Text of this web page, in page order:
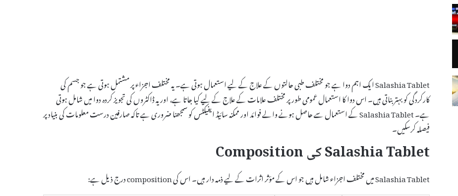
Salashia Tablet ایک اہم دوا ہے جو مختلف طبی حالتوں کے علاج کے لیے استعمال ہوتی ہے۔ یہ مختلف اجزاء پر مشتمل ہوتی ہے جو جسم کی
کارکردگی کو بہتر بناتی ہیں۔ اس دوا کا استعمال عمومی طور پر مختلف علامات کے علاج کے لیے کیا جاتا ہے، اور یہ ڈاکٹروں کی تجویز کردہ دوا میں شامل ہوتی
ہے۔ Salashia Tablet کے استعمال سے حاصل ہونے والے فوائد اور ممکنہ سائیڈ ایفیکٹس کو سمجھنا ضروری ہے تاکہ صارفین درست معلومات کی بنیاد پر
فیصلہ کرسکیں۔
Salashia Tablet کی Composition
Salashia Tablet میں مختلف اجزاء شامل ہیں جو اس کے مؤثر اثرات کے لیے ذمہ دار ہیں۔ اس کی composition درج ذیل ہے: